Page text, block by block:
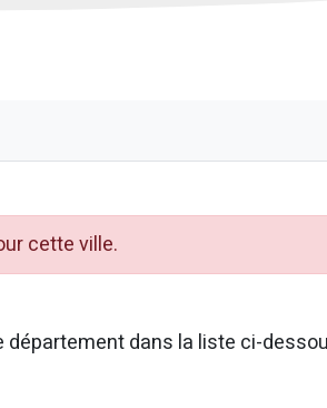
cette ville.
dans la liste ci-